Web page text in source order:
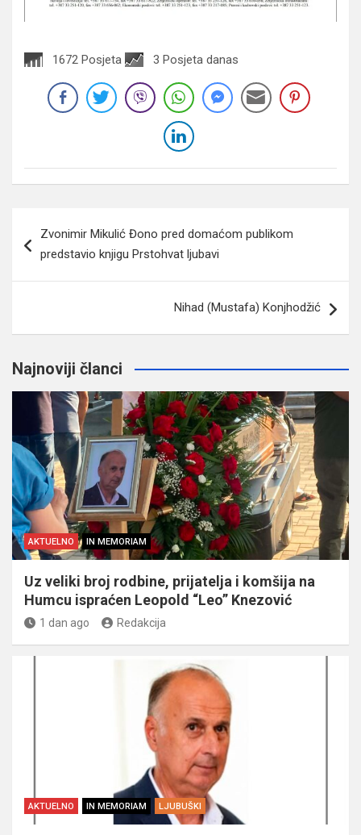
1672 Posjeta 3 Posjeta danas
članaka
Zvonimir Mikulić Đono pred domaćom publikom
predstavio knjigu Prstohvat ljubavi
Nihad (Mustafa) Konjhodžić
Najnoviji članci
AKTUELNO IN MEMORIAM
Uz veliki broj rodbine, prijatelja i komšija na
Humcu ispraćen Leopold “Leo” Knezović
1 dan ago Redakcija
AKTUELNO IN MEMORIAM LJUBUŠKI